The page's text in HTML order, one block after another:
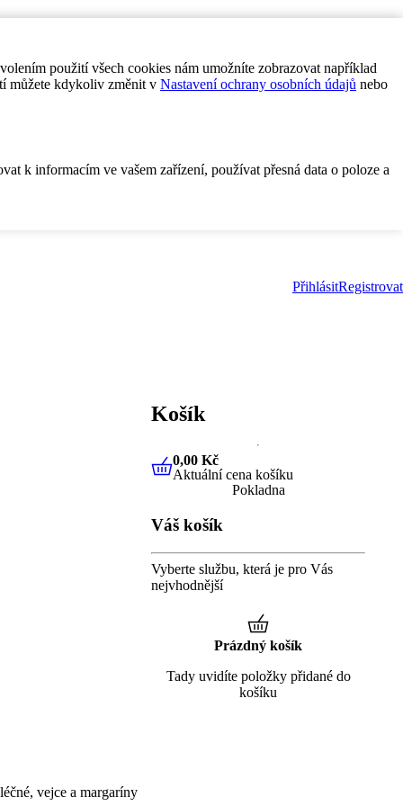
použití všech cookies nám umožníte zobrazovat například
můžete kdykoliv změnit v Nastavení ochrany osobních údajů nebo
k informacím ve vašem zařízení, používat přesná data o poloze a
PřihlásitRegistrovat
vejce a margaríny
Košík
0,00 KčAktuální cena košíku
0,00 Kč
Aktuální cena košíku
Pokladna
Váš košík
Vyberte službu, která je pro Vás
nejvhodnější
Prázdný košík
Tady uvidíte položky přidané do
košíku